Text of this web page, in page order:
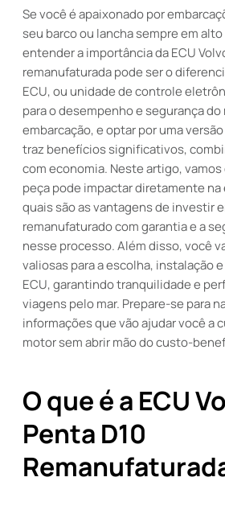
Se você é apaixonado por
seu barco ou lancha sempre em
entender a importância da ECU
remanufaturada pode ser o
ECU, ou unidade de controle
para o desempenho e segurança
embarcação, e optar por uma
traz benefícios significativos,
com economia. Neste artigo,
peça pode impactar diretamente
quais são as vantagens de investir
remanufaturado com garantia e a
nesse processo. Além disso, você
valiosas para a escolha, instalação
ECU, garantindo tranquilidade e
viagens pelo mar. Prepare-se para
informações que vão ajudar você a
motor sem abrir mão do custo-
O que é a ECU
Penta D10